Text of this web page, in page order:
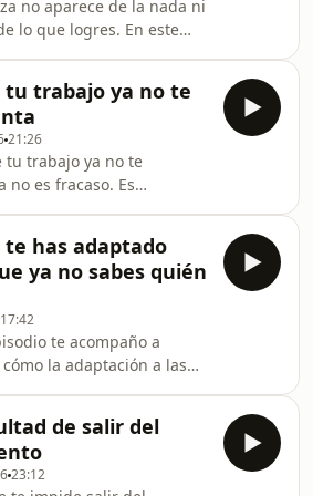
gratuita de Diana
sin inflamanción" del 14
no aparece de la nada ni
lo que logres. En este
nace desde dentro y se
cuando las cosas no
esperabas. Inicia tu
profesional con confianza
próximo día 27 de
themindfulroom.thrivecart.com/
tu trabajo ya no te
21:26
tu trabajo ya no te
no es fracaso. Es
desmotivación
cómo empezar a poner
culpa. 🔗 Haz el test que
para saber si ha
de reinventarte
t/oenLPm3StZus
te has adaptado
ya no sabes quién
17:42
te acompaño a
la adaptación a las
eres. Y, sobre todo, cómo
culpa, sin exigencia… y
aquí la guía
de salir del
23:12